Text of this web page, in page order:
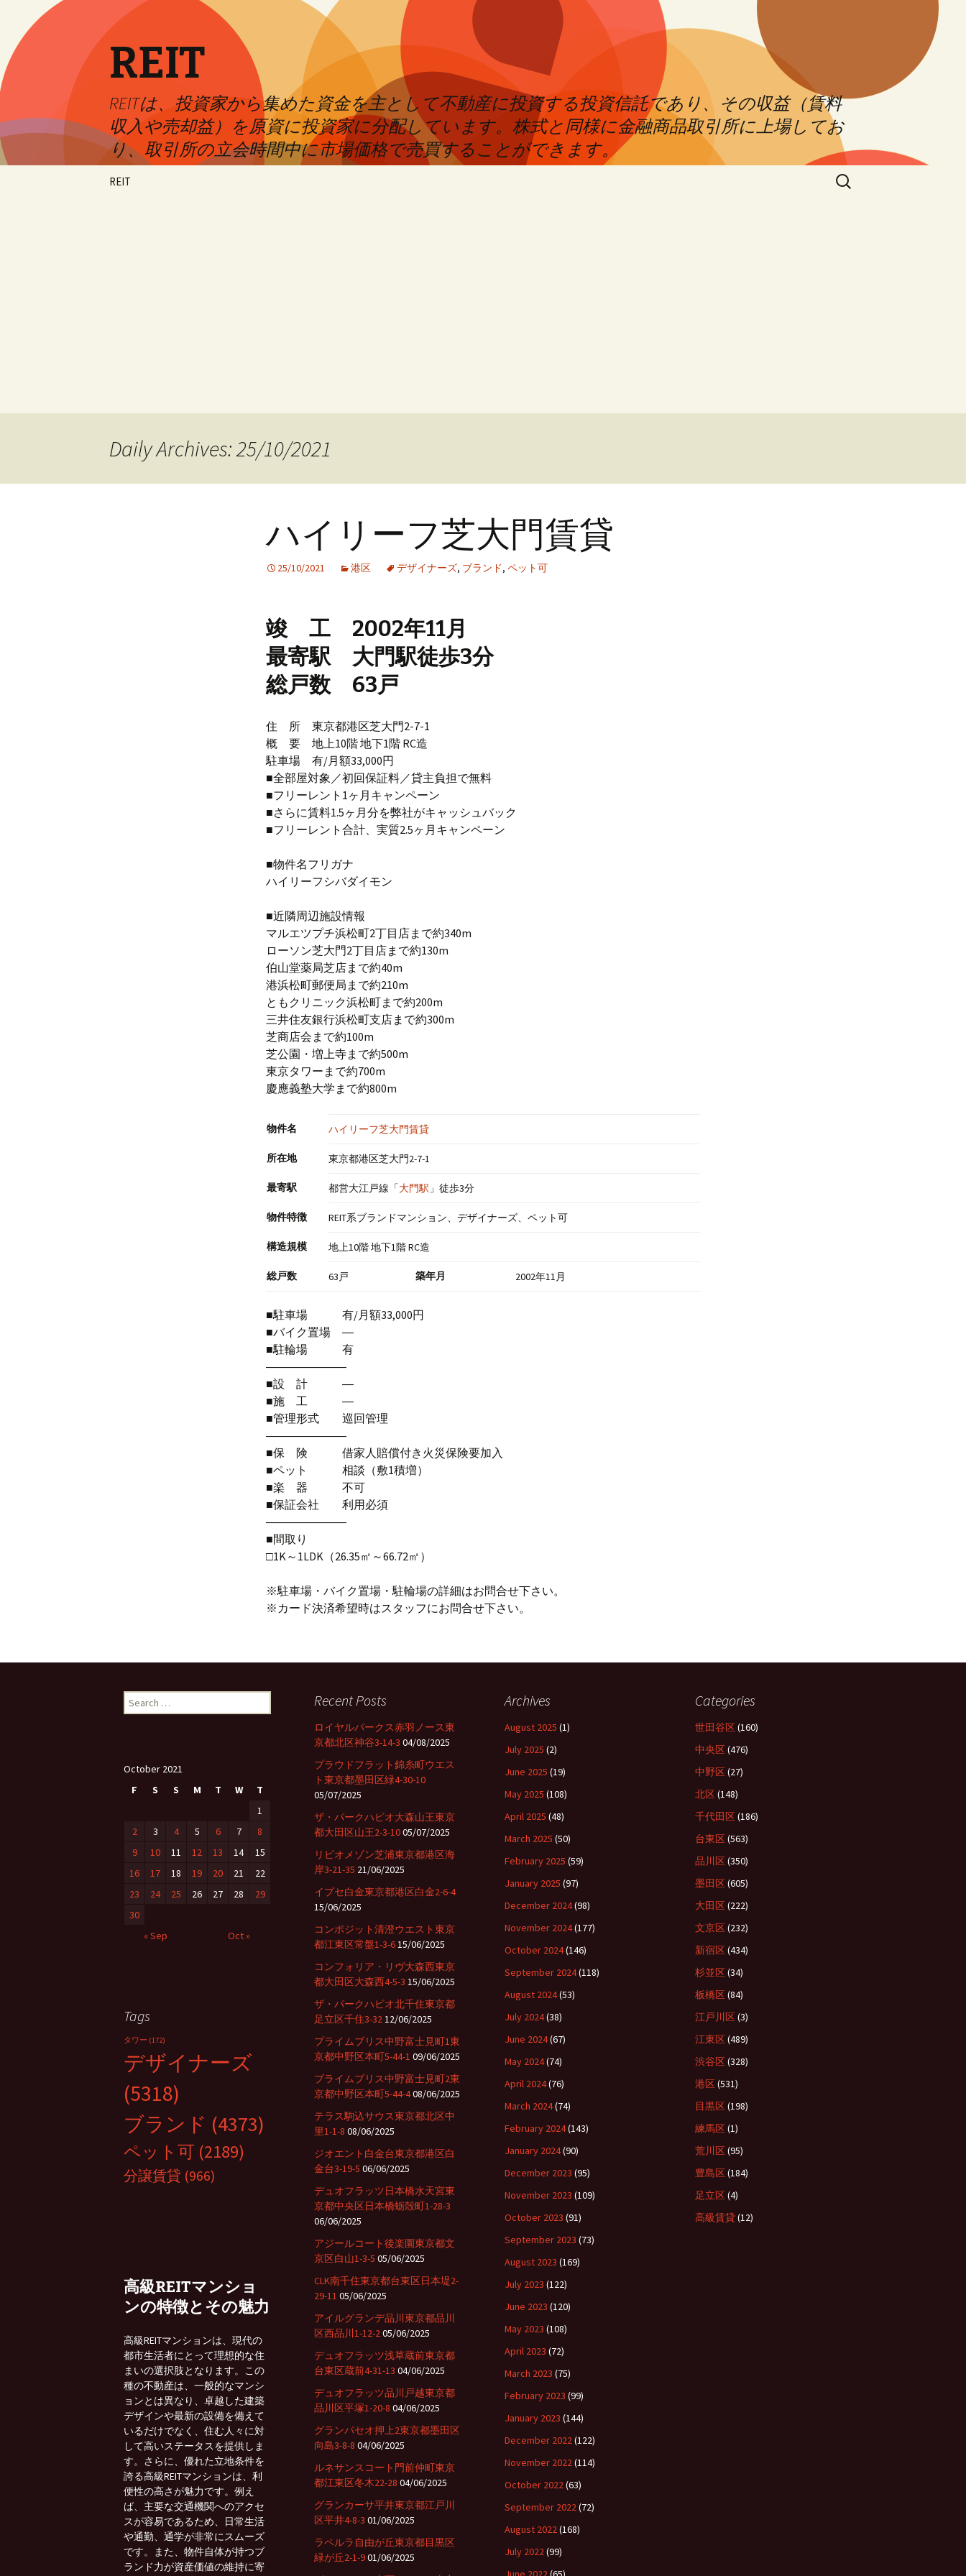
REIT
REITは、投資家から集めた資金を主として不動産に投資する投資信託であり、その収益（賃料
収入や売却益）を原資に投資家に分配しています。株式と同様に金融商品取引所に上場してお
り、取引所の立会時間中に市場価格で売買することができます。
Skip
REIT
Search
for:
Daily Archives: 25/10/2021
ハイリーフ芝大門賃貸
25/10/2021 港区 デザイナーズ, ブランド, ペット可
竣 工 2002年11月
最寄駅 大門駅徒歩3分
総戸数 63戸
住 所 東京都港区芝大門2-7-1
概 要 地上10階 地下1階 RC造
駐車場 有/月額33,000円
■全部屋対象／初回保証料／貸主負担で無料
■フリーレント1ヶ月キャンペーン
■さらに賃料1.5ヶ月分を弊社がキャッシュバック
■フリーレント合計、実質2.5ヶ月キャンペーン
■物件名フリガナ
ハイリーフシバダイモン
■近隣周辺施設情報
マルエツプチ浜松町2丁目店まで約340m
ローソン芝大門2丁目店まで約130m
伯山堂薬局芝店まで約40m
港浜松町郵便局まで約210m
ともクリニック浜松町まで約200m
三井住友銀行浜松町支店まで約300m
芝商店会まで約100m
芝公園・増上寺まで約500m
東京タワーまで約700m
慶應義塾大学まで約800m
物件名 ハイリーフ芝大門賃貸
所在地 東京都港区芝大門2-7-1
最寄駅 都営大江戸線「大門駅 」徒歩3分
物件特徴 REIT系ブランドマンション、デザイナーズ、ペット可
構造規模 地上10階 地下1階 RC造
総戸数 63戸 築年月 2002年11月
■駐車場 有/月額33,000円
■バイク置場 ―
■駐輪場 有
―――――――
■設 計 ―
■施 工 ―
■管理形式 巡回管理
―――――――
■保 険 借家人賠償付き火災保険要加入
■ペット 相談（敷1積増）
■楽 器 不可
■保証会社 利用必須
―――――――
■間取り
□1K～1LDK（26.35㎡～66.72㎡）
※駐車場・バイク置場・駐輪場の詳細はお問合せ下さい。
※カード決済希望時はスタッフにお問合せ下さい。
e
h
Recent Posts
ロイヤルパークス赤羽ノース東
京都北区神谷3-14-3 04/08/2025
プラウドフラット錦糸町ウエス
ト東京都墨田区緑4-30-10
05/07/2025
ザ・パークハビオ大森山王東京
都大田区山王2-3-1005/07/2025
リビオメゾン芝浦東京都港区海
岸3-21-35 21/06/2025
イプセ白金東京都港区白金2-6-4
15/06/2025
コンポジット清澄ウエスト東京
都江東区常盤1-3-615/06/2025
コンフォリア・リヴ大森西東京
都大田区大森西4-5-3 15/06/2025
ザ・パークハビオ北千住東京都
足立区千住3-3212/06/2025
プライムブリス中野富士見町1東
京都中野区本町5-44-1 09/06/2025
プライムブリス中野富士見町2東
京都中野区本町5-44-408/06/2025
テラス駒込サウス東京都北区中
里1-1-8 08/06/2025
ジオエント白金台東京都港区白
金台3-19-5 06/06/2025
デュオフラッツ日本橋水天宮東
京都中央区日本橋蛎殻町1-28-3
06/06/2025
アジールコート後楽園東京都文
京区白山1-3-5 05/06/2025
CLK南千住東京都台東区日本堤2-
29-11 05/06/2025
アイルグランデ品川東京都品川
区西品川1-12-205/06/2025
デュオフラッツ浅草蔵前東京都
台東区蔵前4-31-13 04/06/2025
デュオフラッツ品川戸越東京都
品川区平塚1-20-8 04/06/2025
グランパセオ押上2東京都墨田区
向島3-8-8 04/06/2025
ルネサンスコート門前仲町東京
都江東区冬木22-28 04/06/2025
グランカーサ平井東京都江戸川
区平井4-8-3 01/06/2025
ラペルラ自由が丘東京都目黒区
緑が丘2-1-901/06/2025
Archives
August 2025 (1)
July 2025 (2)
June 2025 (19)
May 2025 (108)
April 2025 (48)
March 2025 (50)
February 2025 (59)
January 2025 (97)
December 2024(98)
November 2024(177)
October 2024(146)
September 2024(118)
August 2024(53)
July 2024(38)
June 2024(67)
May 2024(74)
April 2024(76)
March 2024(74)
February 2024(143)
January 2024(90)
December 2023 (95)
November 2023 (109)
October 2023 (91)
September 2023 (73)
August 2023 (169)
July 2023 (122)
June 2023 (120)
May 2023 (108)
April 2023 (72)
March 2023 (75)
February 2023 (99)
January 2023 (144)
December 2022(122)
November 2022(114)
October 2022(63)
September 2022(72)
August 2022(168)
July 2022(99)
Categories
世田谷区(160)
中央区(476)
中野区(27)
北区(148)
千代田区(186)
台東区(563)
品川区(350)
墨田区(605)
大田区(222)
文京区(232)
新宿区(434)
杉並区(34)
板橋区(84)
江戸川区(3)
江東区(489)
渋谷区(328)
港区(531)
目黒区(198)
練馬区(1)
荒川区(95)
豊島区(184)
足立区(4)
高級賃貸(12)
October 2021
F
S S M T W T
« Sep Oct »
1
2
3 4 5 6 7
8
9
10 11 12 13 14
15
16
17 18 19 20 21
22
23
24 25 26 27 28
29
30
Tags
タワー (172)
デザイナーズ
(5318)
ブランド (4373)
ペット可 (2189)
分譲賃貸 (966)
高級REITマンショ
ンの特徴とその魅力
高級REITマンションは、現代の
都市生活者にとって理想的な住
まいの選択肢となります。この
種の不動産は、一般的なマンシ
ョンとは異なり、卓越した建築
デザインや最新の設備を備えて
いるだけでなく、住む人々に対
して高いステータスを提供しま
す。さらに、優れた立地条件を
誇る高級REITマンションは、利
便性の高さが魅力です。例え
ば、主要な交通機関へのアクセ
スが容易であるため、日常生活
や通勤、通学が非常にスムーズ
です。また、物件自体が持つブ
ランド力が資産価値の維持に寄